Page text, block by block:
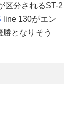
区分されるST-2
line 130がエン
となりそう